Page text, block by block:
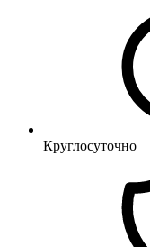
Круглосуточно